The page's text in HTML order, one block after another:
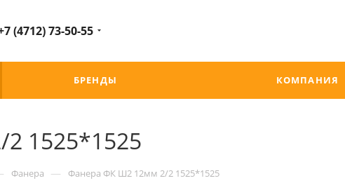
(4712) 73-50-55
БРЕНДЫ КОМПАНИЯ
1525*1525
Фанера — Фанера ФК Ш2 12мм 2/2 1525*1525